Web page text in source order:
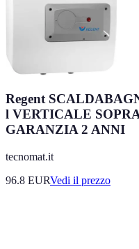
Regent
l VERTICALE
GARANZIA 2 ANNI
tecnomat.it
96.8 EURVedi il prezzo